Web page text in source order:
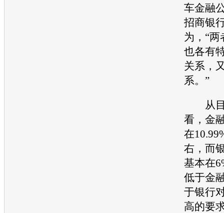
车金融
招商银
为，“两
也各有
关系，
系。”
从目
看，金
在
右，而
基本在
低于金
于银行
高的要